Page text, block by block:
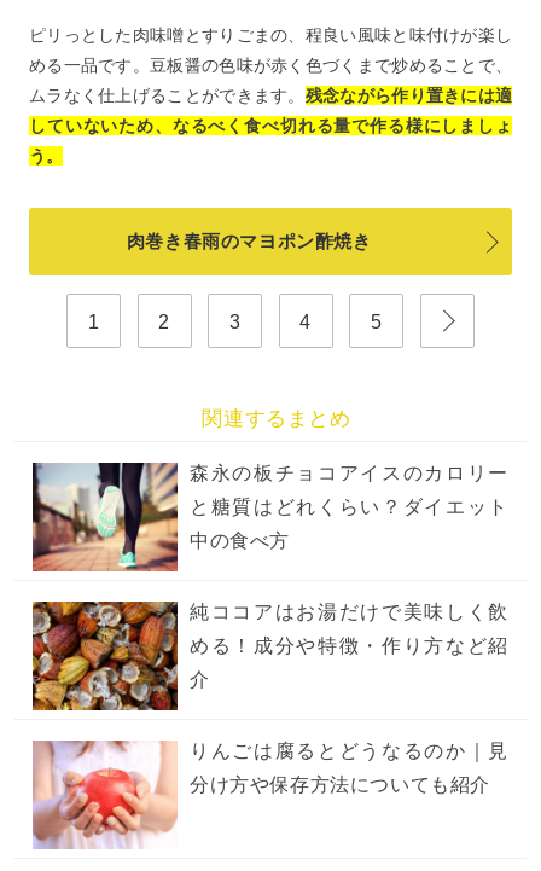
ピリっとした肉味噌とすりごまの、程良い風味と味付けが楽し
める一品です。豆板醤の色味が赤く色づくまで炒めることで、
ムラなく仕上げることができます。 残念ながら作り置きには適
していないため、なるべく食べ切れる量で作る様にしましょ
う。
肉巻き春雨のマヨポン酢焼き
1 2 3 4 5
関連するまとめ
森永の板チョコアイスのカロリー
と糖質はどれくらい？ダイエット
中の食べ方
純ココアはお湯だけで美味しく飲
める！成分や特徴・作り方など紹
介
りんごは腐るとどうなるのか｜見
分け方や保存方法についても紹介